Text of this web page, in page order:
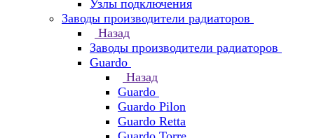
Узлы подключения
Заводы производители радиаторов
Назад
Заводы производители радиаторов
Guardo
Назад
Guardo
Guardo Pilon
Guardo Retta